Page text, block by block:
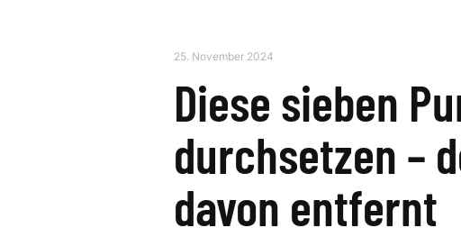
25. November 2024
Diese sieben
durchsetzen –
davon entfernt